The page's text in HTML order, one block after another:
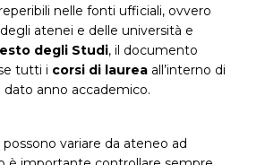
nelle fonti ufficiali, ovvero
atenei e delle università e
degli Studi, il documento
tutti i corsi di laurea all’interno di
dato anno accademico.
variare da ateneo ad